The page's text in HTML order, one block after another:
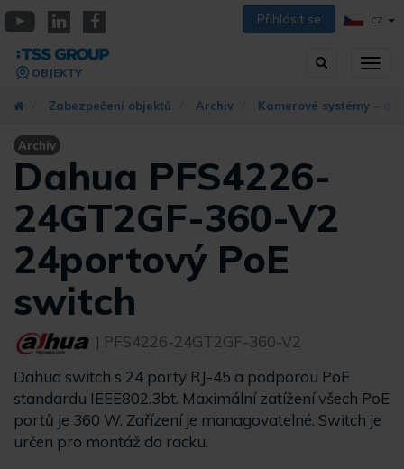
Přejít
k
hlavnímu
obsahu
Přihlásit se CZ
Vyhledávání
OBJEKTY
Zabezpečení objektů Archiv Kamerové systémy –
Archiv
Dahua PFS4226-
24GT2GF-360-V2
24portový PoE
switch
| PFS4226-24GT2GF-360-V2
Dahua switch s 24 porty RJ-45 a podporou PoE
standardu IEEE802.3bt. Maximální zatížení všech PoE
portů je 360 W. Zařízení je managovatelné. Switch je
určen pro montáž do racku.